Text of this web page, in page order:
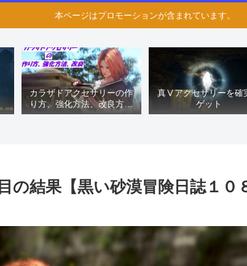
本ページはプロモーションが含まれています。
カラザドアクセサリーの作
り方、強化方法、改良方法
などまとめ【黒い砂漠冒険
真Ⅴアクセサリーを確
ゲット
の結果【黒い砂漠冒険日誌１０